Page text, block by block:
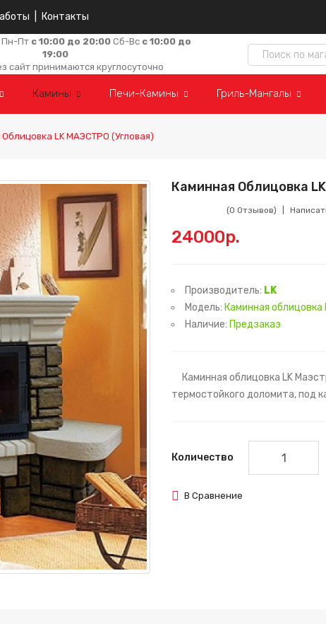
Контакты
Пн-Пт с 10:00 до 20:00 Сб-Вс с 10:00 до
19:00
сайт принимаются круглосуточно
Камины Печи-Камины Гриль-Мангалы
LK МАЭСТРО (угловая)
Каминная Облицовка
(0 Отзывов)
24000р.
Производитель: LK
Модель: Каминная
Наличие: Предзаказ
Каминная облицовка LK
термостойкого доломита, под
Количество
В Сравнение